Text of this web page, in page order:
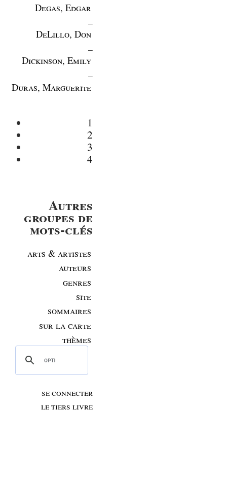
Degas, Edgar
DeLillo, Don
Dickinson, Emily
Duras, Marguerite
1
2
3
4
Autres
groupes de
mots-clés
arts & artistes
auteurs
genres
site
sommaires
sur la carte
thèmes
se connecter
le tiers livre